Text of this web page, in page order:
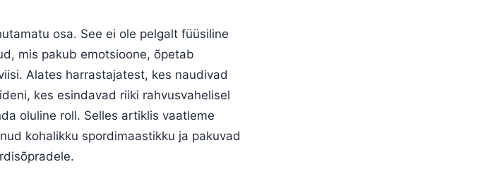
osa. See ei ole pelgalt füüsiline
mis pakub emotsioone, õpetab
Alates harrastajatest, kes naudivad
kes esindavad riiki rahvusvahelisel
oluline roll. Selles artiklis vaatleme
kohalikku spordimaastikku ja pakuvad